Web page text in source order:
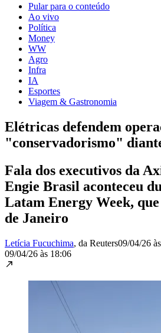
Pular para o conteúdo
Ao vivo
Política
Money
WW
Agro
Infra
IA
Esportes
Viagem & Gastronomia
Elétricas defendem
"conservadorismo"
Fala dos executivos da
Engie Brasil aconteceu
Latam Energy Week,
de Janeiro
Letícia Fucuchima, da Reuters09/04/26
09/04/26 às 18:06